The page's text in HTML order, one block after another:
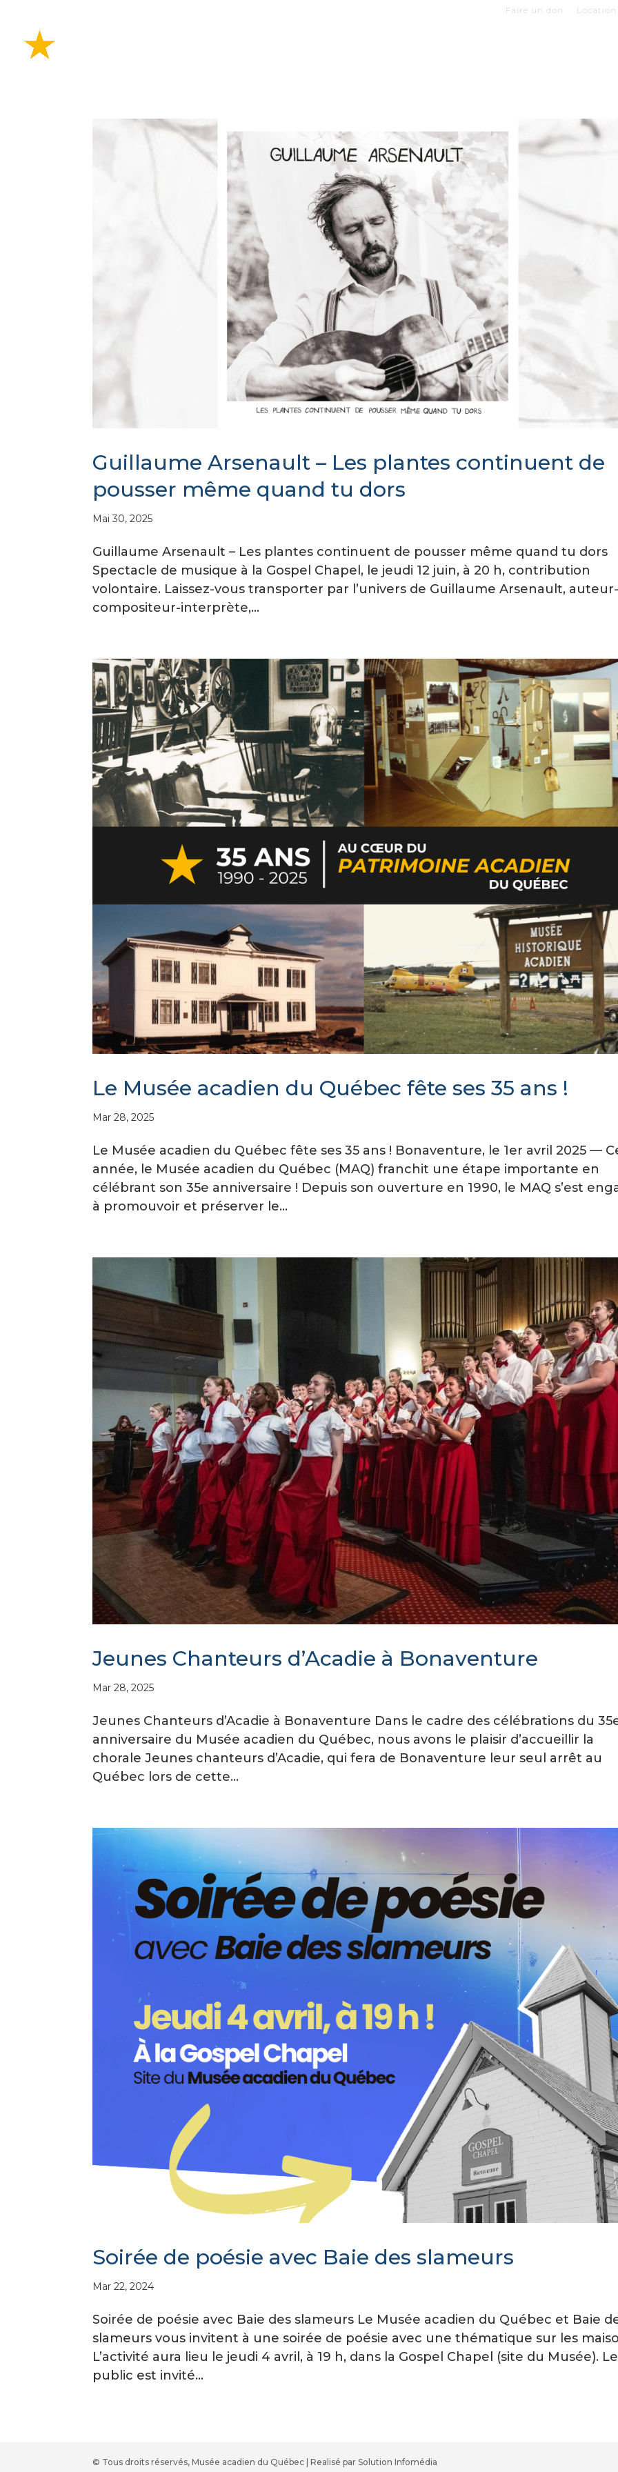
Faire un don Location
Guillaume Arsenault – Les plantes continuent de
pousser même quand tu dors
Mai 30, 2025
Guillaume Arsenault – Les plantes continuent de pousser même quand tu dors
Spectacle de musique à la Gospel Chapel, le jeudi 12 juin, à 20 h, contribution
volontaire. Laissez-vous transporter par l’univers de Guillaume Arsenault,
compositeur-interprète,...
Le Musée acadien du Québec fête ses 35 ans !
Mar 28, 2025
Le Musée acadien du Québec fête ses 35 ans ! Bonaventure, le 1er avril 2025 —
année, le Musée acadien du Québec (MAQ) franchit une étape importante en
célébrant son 35e anniversaire ! Depuis son ouverture en 1990, le MAQ s’est
à promouvoir et préserver le...
Jeunes Chanteurs d’Acadie à Bonaventure
Mar 28, 2025
Jeunes Chanteurs d’Acadie à Bonaventure Dans le cadre des célébrations du
anniversaire du Musée acadien du Québec, nous avons le plaisir d’accueillir la
chorale Jeunes chanteurs d’Acadie, qui fera de Bonaventure leur seul arrêt au
Québec lors de cette...
Soirée de poésie avec Baie des slameurs
Mar 22, 2024
Soirée de poésie avec Baie des slameurs Le Musée acadien du Québec et Baie
slameurs vous invitent à une soirée de poésie avec une thématique sur les
L’activité aura lieu le jeudi 4 avril, à 19 h, dans la Gospel Chapel (site du Musée). Le
public est invité...
© Tous droits réservés, Musée acadien du Québec | Realisé par Solution Infomédia